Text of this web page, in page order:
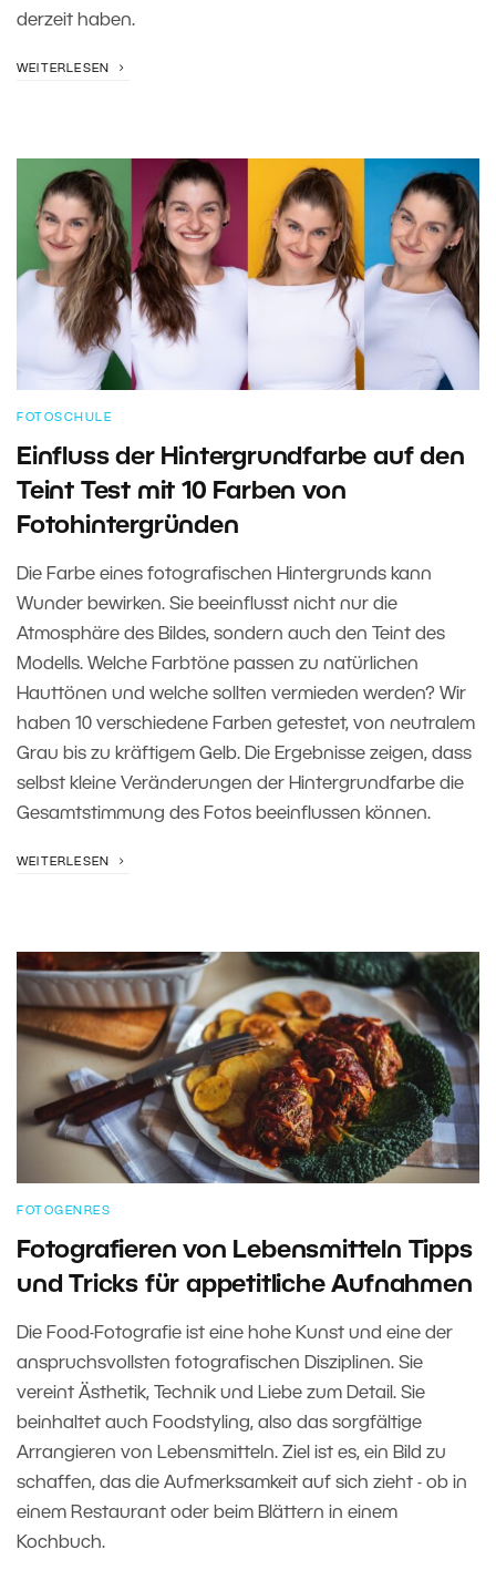
derzeit haben.
WEITERLESEN
FOTOSCHULE
Einfluss der Hintergrundfarbe auf den
Teint Test mit 10 Farben von
Fotohintergründen
Die Farbe eines fotografischen Hintergrunds kann
Wunder bewirken. Sie beeinflusst nicht nur die
Atmosphäre des Bildes, sondern auch den Teint des
Modells. Welche Farbtöne passen zu natürlichen
Hauttönen und welche sollten vermieden werden? Wir
haben 10 verschiedene Farben getestet, von neutralem
Grau bis zu kräftigem Gelb. Die Ergebnisse zeigen, dass
selbst kleine Veränderungen der Hintergrundfarbe die
Gesamtstimmung des Fotos beeinflussen können.
WEITERLESEN
FOTOGENRES
Fotografieren von Lebensmitteln Tipps
und Tricks für appetitliche Aufnahmen
Die Food-Fotografie ist eine hohe Kunst und eine der
anspruchsvollsten fotografischen Disziplinen. Sie
vereint Ästhetik, Technik und Liebe zum Detail. Sie
beinhaltet auch Foodstyling, also das sorgfältige
Arrangieren von Lebensmitteln. Ziel ist es, ein Bild zu
schaffen, das die Aufmerksamkeit auf sich zieht - ob in
einem Restaurant oder beim Blättern in einem
Kochbuch.